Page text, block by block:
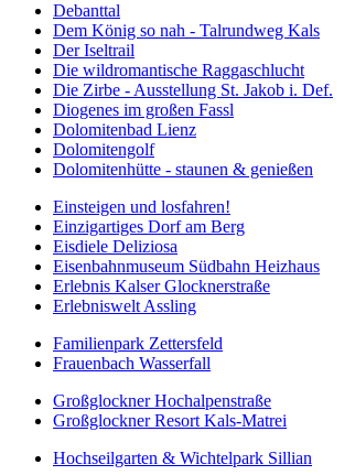
Debanttal
Dem König so nah - Talrundweg Kals
Der Iseltrail
Die wildromantische Raggaschlucht
Die Zirbe - Ausstellung St. Jakob i. Def.
Diogenes im großen Fassl
Dolomitenbad Lienz
Dolomitengolf
Dolomitenhütte - staunen & genießen
Einsteigen und losfahren!
Einzigartiges Dorf am Berg
Eisdiele Deliziosa
Eisenbahnmuseum Südbahn Heizhaus
Erlebnis Kalser Glocknerstraße
Erlebniswelt Assling
Familienpark Zettersfeld
Frauenbach Wasserfall
Großglockner Hochalpenstraße
Großglockner Resort Kals-Matrei
Hochseilgarten & Wichtelpark Sillian